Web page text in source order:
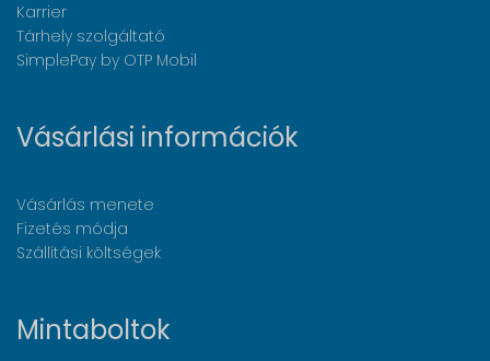
Karrier
Tárhely szolgáltató
SimplePay by OTP Mobil
Vásárlási információk
Vásárlás menete
Fizetés módja
Szállítási költségek
Mintaboltok